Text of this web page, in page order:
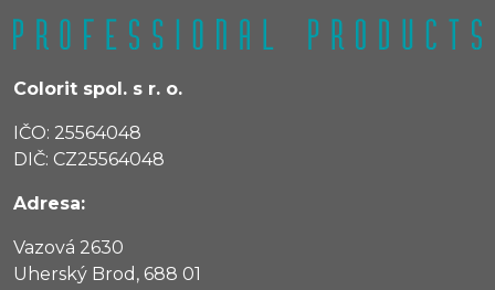
Colorit spol. s r. o.
IČO: 25564048
DIČ: CZ25564048
Adresa:
Vazová 2630
Uherský Brod, 688 01